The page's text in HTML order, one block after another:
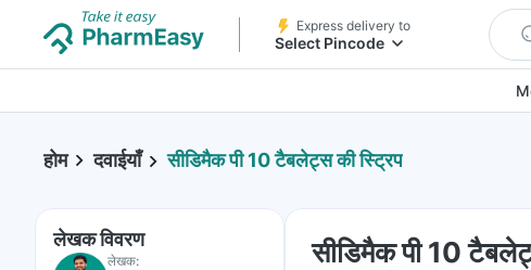
Express delivery to
Select Pincode
होम दवाईयाँ सीडिमैक पी 10 टैबलेट्स की स्ट्रिप
लेखक विवरण
लेखक: सीडिमैक पी 10